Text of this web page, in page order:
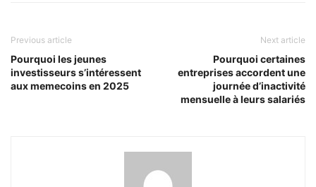
Previous article
Pourquoi les jeunes
investisseurs s’intéressent
aux memecoins en 2025
Next article
Pourquoi certaines
entreprises accordent une
journée d’inactivité
mensuelle à leurs salariés